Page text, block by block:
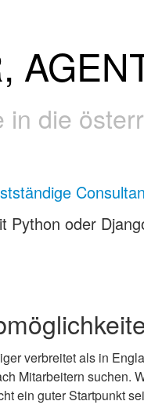
die
Python oder
verbreitet als in
Mitarbeitern
ein guter Startpunkt